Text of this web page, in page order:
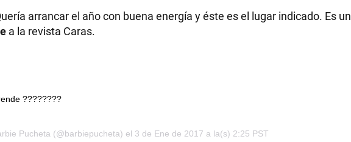
arrancar el año con buena energía y éste es el lugar indicado. Es un
a la revista Caras.
????????
Pucheta (@barbiepucheta) el 3 de Ene de 2017 a la(s) 2:25 PST